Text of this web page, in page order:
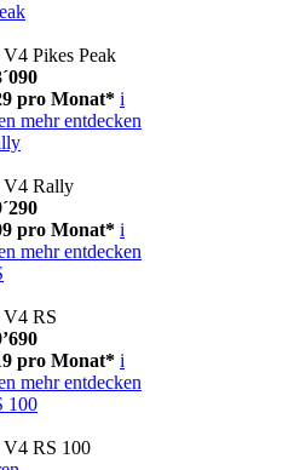
Pikes Peak
pro Monat* i
mehr entdecken
V4 Rally
pro Monat* i
mehr entdecken
V4 RS
pro Monat* i
mehr entdecken
100
RS 100